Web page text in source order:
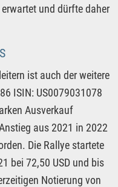
und dürfte daher
ist auch der weitere
ISIN: US0079031078
Ausverkauf
aus 2021 in 2022
Die Rallye startete
bei 72,50 USD und bis
Notierung von